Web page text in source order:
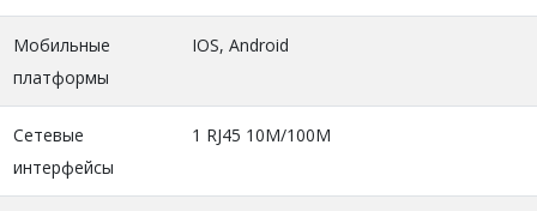
Мобильные
платформы
IOS, Android
Сетевые
интерфейсы
1 RJ45 10M/100M